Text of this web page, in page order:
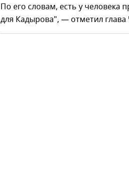
По его словам, есть у человека
для Кадырова", — отметил глава